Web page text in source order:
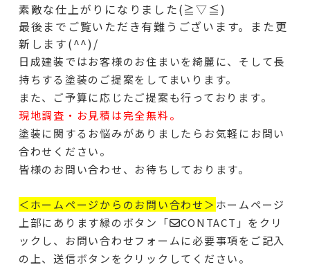
素敵な仕上がりになりました(≧▽≦)
最後までご覧いただき有難うございます。また更
新します(^^)/
日成建装ではお客様のお住まいを綺麗に、そして長
持ちする塗装のご提案をしてまいります。
また、ご予算に応じたご提案も行っております。
現地調査・お見積は完全無料。
塗装に関するお悩みがありましたらお気軽にお問い
合わせください。
皆様のお問い合わせ、お待ちしております。
＜ホームページからのお問い合わせ＞ホームページ
上部にあります緑のボタン「✉CONTACT」をクリ
ックし、お問い合わせフォームに必要事項をご記入
の上、送信ボタンをクリックしてください。